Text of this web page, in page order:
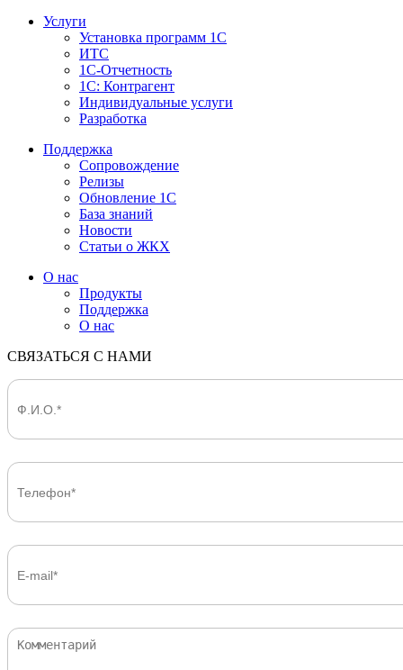
Услуги
Установка программ 1С
ИТС
1С-Отчетность
1С: Контрагент
Индивидуальные услуги
Разработка
Поддержка
Сопровождение
Релизы
Обновление 1С
База знаний
Новости
Статьи о ЖКХ
О нас
Продукты
Поддержка
О нас
СВЯЗАТЬСЯ С НАМИ